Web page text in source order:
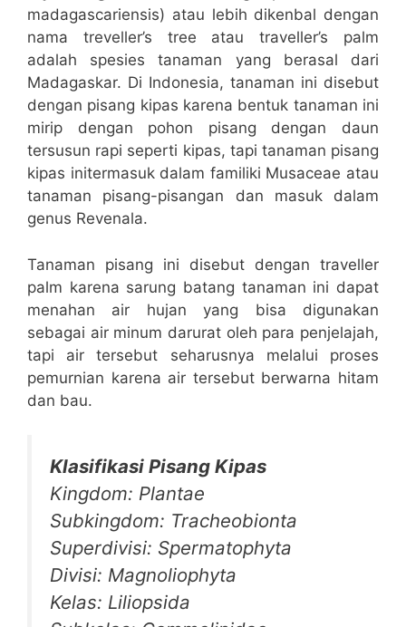
madagascariensis) atau lebih dikenbal dengan
nama treveller’s tree atau traveller’s palm
adalah spesies tanaman yang berasal dari
Madagaskar. Di Indonesia, tanaman ini disebut
dengan pisang kipas karena bentuk tanaman ini
mirip dengan pohon pisang dengan daun
tersusun rapi seperti kipas, tapi tanaman pisang
kipas initermasuk dalam familiki Musaceae atau
tanaman pisang-pisangan dan masuk dalam
genus Revenala.
Tanaman pisang ini disebut dengan traveller
palm karena sarung batang tanaman ini dapat
menahan air hujan yang bisa digunakan
sebagai air minum darurat oleh para penjelajah,
tapi air tersebut seharusnya melalui proses
pemurnian karena air tersebut berwarna hitam
dan bau.
Klasifikasi Pisang Kipas
Kingdom: Plantae
Subkingdom: Tracheobionta
Superdivisi: Spermatophyta
Divisi: Magnoliophyta
Kelas: Liliopsida